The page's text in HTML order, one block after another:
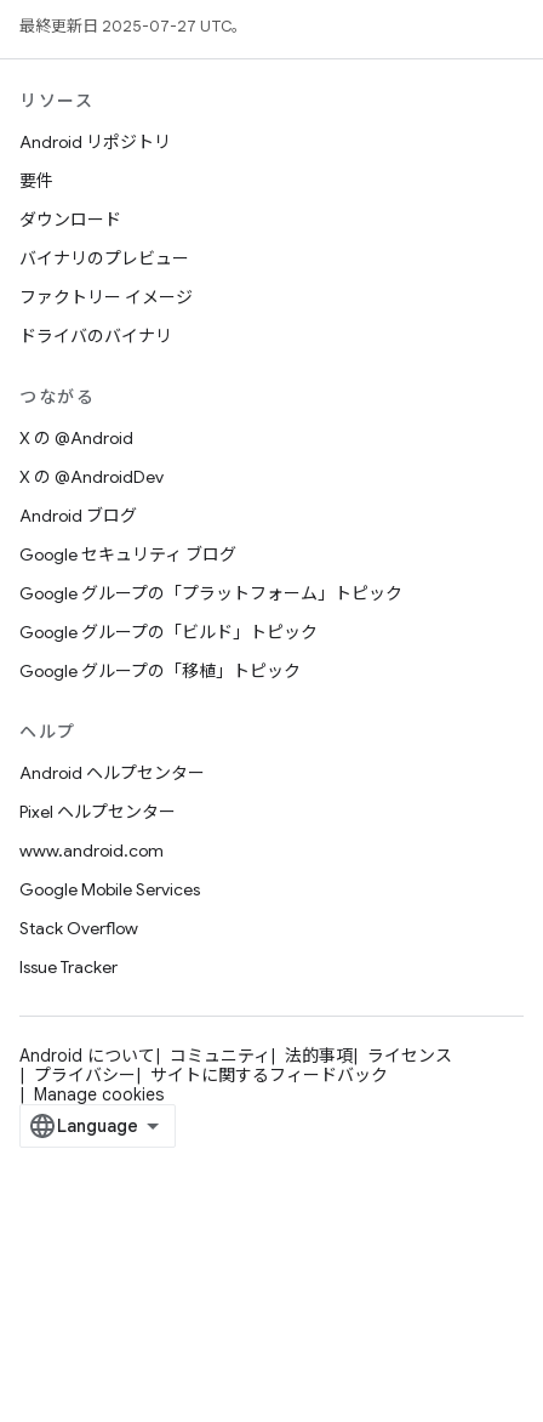
最終更新日 2025-07-27 UTC。
リソース
Android リポジトリ
要件
ダウンロード
バイナリのプレビュー
ファクトリー イメージ
ドライバのバイナリ
つながる
X の @Android
X の @AndroidDev
Android ブログ
Google セキュリティ ブログ
Google グループの「プラットフォーム」トピック
Google グループの「ビルド」トピック
Google グループの「移植」トピック
ヘルプ
Android ヘルプセンター
Pixel ヘルプセンター
www.android.com
Google Mobile Services
Stack Overflow
Issue Tracker
Android について コミュニティ 法的事項
ライセンス
プライバシー
サイトに関するフィードバック
Manage cookies